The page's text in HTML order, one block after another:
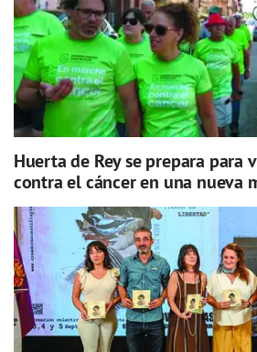
Huerta de Rey se prepara para
contra el cáncer en una nueva